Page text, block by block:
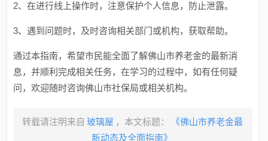
2、在进行线上操作时，注意保护个人信息，防止泄露。
3、遇到问题时，及时咨询相关部门或机构，获取帮助。
通过本指南，希望市民能全面了解佛山市养老金的最新消
息，并顺利完成相关任务，在学习的过程中，如有任何疑
问，欢迎随时咨询佛山市社保局或相关机构。
转载请注明来自 玻璃屋 ，本文标题：
《佛山市养老金最
新动态及全面指南》